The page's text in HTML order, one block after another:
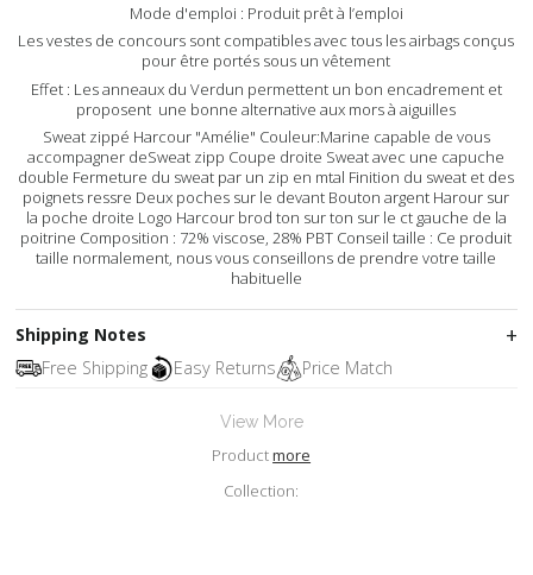
Mode d'emploi : Produit prêt à l’emploi
Les vestes de concours sont compatibles avec tous les airbags conçus
pour être portés sous un vêtement
Effet : Les anneaux du Verdun permettent un bon encadrement et
proposent une bonne alternative aux mors à aiguilles
Sweat zippé Harcour "Amélie" Couleur:Marine capable de vous
accompagner deSweat zipp Coupe droite Sweat avec une capuche
double Fermeture du sweat par un zip en mtal Finition du sweat et des
poignets ressre Deux poches sur le devant Bouton argent Harour sur
la poche droite Logo Harcour brod ton sur ton sur le ct gauche de la
poitrine Composition : 72% viscose, 28% PBT Conseil taille : Ce produit
taille normalement, nous vous conseillons de prendre votre taille
habituelle
Shipping Notes
Free Shipping
Easy Returns Price Match
View More
Productmore
Collection: